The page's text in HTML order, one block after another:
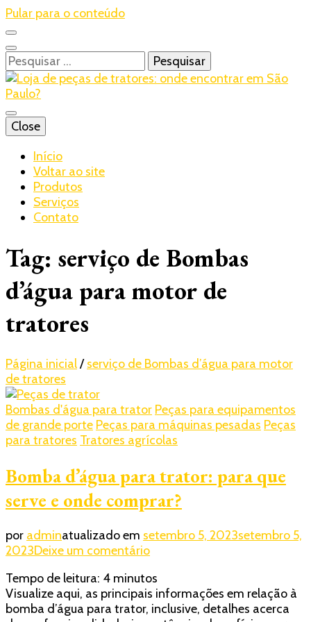
Pular para o conteúdo
Pesquisar
por:
Realtrac
Blog – Realtrac
Close
Início
Voltar ao site
Produtos
Serviços
Contato
Tag: serviço de Bombas
d’água para motor de
tratores
Página inicial/ serviço de Bombas d’água para motor
de tratores
Bombas d'água para trator Peças para equipamentos
de grande porte Peças para máquinas pesadas Peças
para tratores Tratores agrícolas
Bomba d’água para trator: para que
serve e onde comprar?
por adminatualizado em setembro 5, 2023setembro 5,
2023Deixe um comentárioem
d’água
para
trator:
Tempo de leitura: 4 minutos
Visualize aqui, as principais informações em relação à
bomba d’água para trator, inclusive, detalhes acerca